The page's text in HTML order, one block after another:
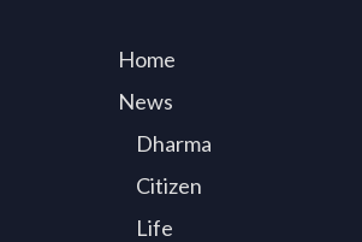
Home
News
Dharma
Citizen
Life